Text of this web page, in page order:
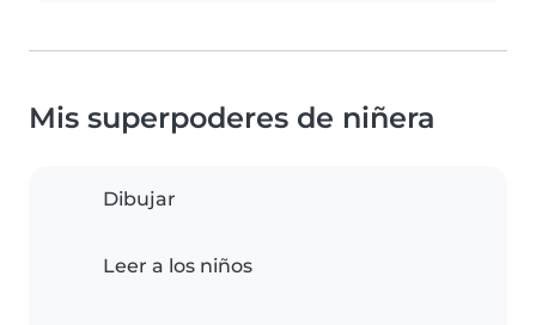
Mis superpoderes de niñera
Dibujar
Leer a los niños